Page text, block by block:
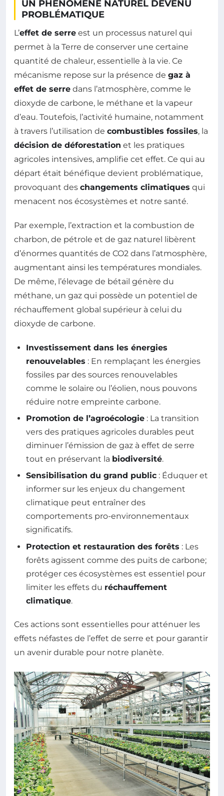
UN PHÉNOMÈNE NATUREL DEVENU
PROBLÉMATIQUE
L’effet de serre est un processus naturel qui
permet à la Terre de conserver une certaine
quantité de chaleur, essentielle à la vie. Ce
mécanisme repose sur la présence de gaz à
effet de serre dans l’atmosphère, comme le
dioxyde de carbone, le méthane et la vapeur
d’eau. Toutefois, l’activité humaine, notamment
à travers l’utilisation de combustibles fossiles, la
décision de déforestation et les pratiques
agricoles intensives, amplifie cet effet. Ce qui au
départ était bénéfique devient problématique,
provoquant des changements climatiques qui
menacent nos écosystèmes et notre santé.
Par exemple, l’extraction et la combustion de
charbon, de pétrole et de gaz naturel libèrent
d’énormes quantités de CO2 dans l’atmosphère,
augmentant ainsi les températures mondiales.
De même, l’élevage de bétail génère du
méthane, un gaz qui possède un potentiel de
réchauffement global supérieur à celui du
dioxyde de carbone.
Investissement dans les énergies
renouvelables : En remplaçant les énergies
fossiles par des sources renouvelables
comme le solaire ou l’éolien, nous pouvons
réduire notre empreinte carbone.
Promotion de l’agroécologie : La transition
vers des pratiques agricoles durables peut
diminuer l’émission de gaz à effet de serre
tout en préservant la biodiversité.
Sensibilisation du grand public : Éduquer et
informer sur les enjeux du changement
climatique peut entraîner des
comportements pro-environnementaux
significatifs.
Protection et restauration des forêts : Les
forêts agissent comme des puits de carbone;
protéger ces écosystèmes est essentiel pour
limiter les effets du réchauffement
climatique.
Ces actions sont essentielles pour atténuer les
effets néfastes de l’effet de serre et pour garantir
un avenir durable pour notre planète.